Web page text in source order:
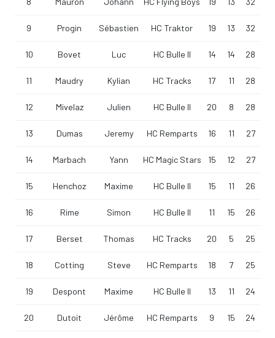
9 Progin Sébastien HC Traktor 19 13 32
10 Bovet Luc HC Bulle II 14 14 28
11 Maudry Kylian HC Tracks 17 11 28
12 Mivelaz Julien HC Bulle II 20 8 28
13 Dumas Jeremy HC Remparts 16 11 27
14 Marbach Yann HC Magic Stars 15 12 27
15 Henchoz Maxime HC Bulle II 15 11 26
16 Rime Simon HC Bulle II 11 15 26
17 Berset Thomas HC Tracks 20 5 25
18 Cotting Steve HC Remparts 18 7 25
19 Despont Maxime HC Bulle II 13 11 24
20 Dutoit Jérôme HC Remparts 9 15 24